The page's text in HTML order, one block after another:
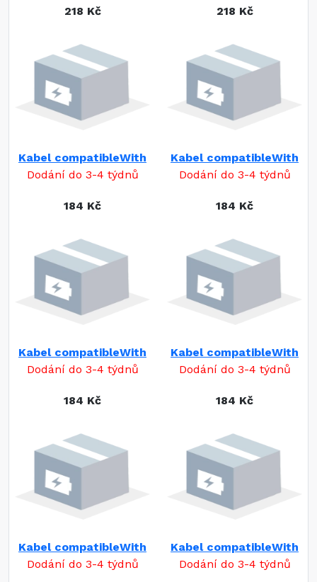
218 Kč 218 Kč
Kabel compatibleWith
Dodání do 3-4 týdnů
184 Kč
Kabel compatibleWith
Dodání do 3-4 týdnů
184 Kč
Kabel compatibleWith
Dodání do 3-4 týdnů
184 Kč
Kabel compatibleWith
Dodání do 3-4 týdnů
184 Kč
Kabel compatibleWith
Dodání do 3-4 týdnů
Kabel compatibleWith
Dodání do 3-4 týdnů